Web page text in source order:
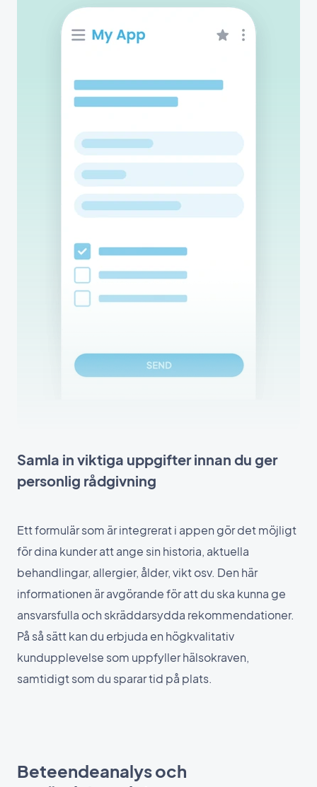
Samla in viktiga uppgifter innan du ger
personlig rådgivning
Ett formulär som är integrerat i appen gör det möjligt
för dina kunder att ange sin historia, aktuella
behandlingar, allergier, ålder, vikt osv. Den här
informationen är avgörande för att du ska kunna ge
ansvarsfulla och skräddarsydda rekommendationer.
På så sätt kan du erbjuda en högkvalitativ
kundupplevelse som uppfyller hälsokraven,
samtidigt som du sparar tid på plats.
Beteendeanalys och